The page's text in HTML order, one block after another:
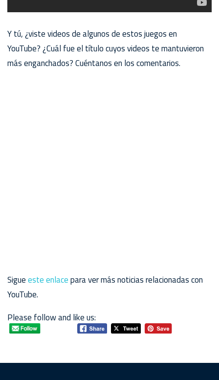
Y tú, ¿viste videos de algunos de estos juegos en
YouTube? ¿Cuál fue el título cuyos videos te mantuvieron
más enganchados? Cuéntanos en los comentarios.
Sigueeste enlacepara ver más noticias relacionadas con
YouTube.
Please follow and like us: